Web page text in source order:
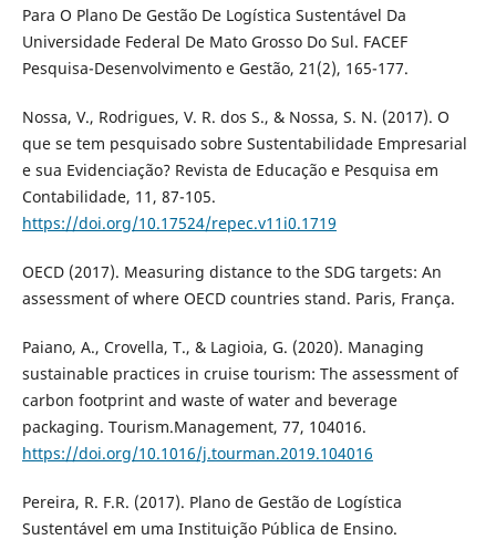
Para O Plano De Gestão De Logística Sustentável Da
Universidade Federal De Mato Grosso Do Sul. FACEF
Pesquisa-Desenvolvimento e Gestão, 21(2), 165-177.
Nossa, V., Rodrigues, V. R. dos S., & Nossa, S. N. (2017). O
que se tem pesquisado sobre Sustentabilidade Empresarial
e sua Evidenciação? Revista de Educação e Pesquisa em
Contabilidade, 11, 87-105.
https://doi.org/10.17524/repec.v11i0.1719
OECD (2017). Measuring distance to the SDG targets: An
assessment of where OECD countries stand. Paris, França.
Paiano, A., Crovella, T., & Lagioia, G. (2020). Managing
sustainable practices in cruise tourism: The assessment of
carbon footprint and waste of water and beverage
packaging. Tourism.Management, 77, 104016.
https://doi.org/10.1016/j.tourman.2019.104016
Pereira, R. F.R. (2017). Plano de Gestão de Logística
Sustentável em uma Instituição Pública de Ensino.